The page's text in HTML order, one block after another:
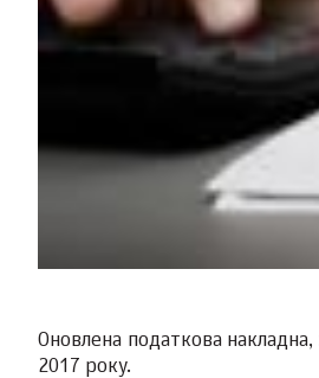
Оновлена податкова
2017 року.